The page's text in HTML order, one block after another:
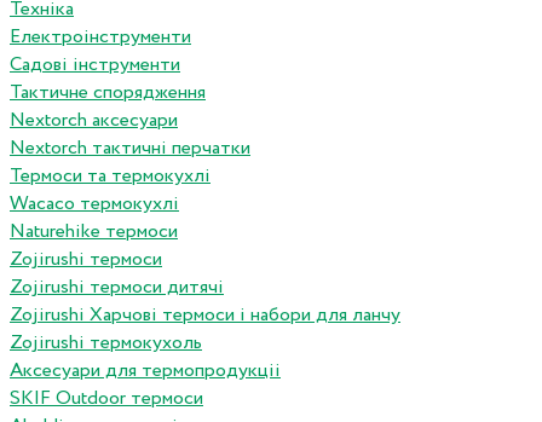
Техніка
Електроінструменти
Садові інструменти
Тактичне спорядження
Nextorch аксесуари
Nextorch тактичні перчатки
Термоси та термокухлі
Wacaco термокухлі
Naturehike термоси
Zojirushi термоси
Zojirushi термоси дитячі
Zojirushi Харчові термоси і набори для ланчу
Zojirushi термокухоль
Аксесуари для термопродукціі
SKIF Outdoor термоси